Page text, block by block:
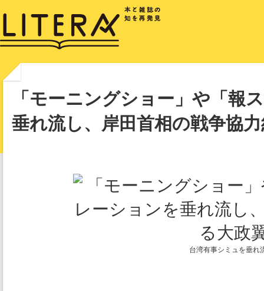
「モーニングショー」や「
垂れ流し、岸田首相の戦争協
台湾有事シミュを垂れ